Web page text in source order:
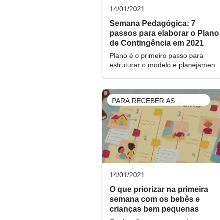
avaliação. Cada escola tem
focar nessas especificidades
PARA O GESTOR:
Reunião anterior:
14/01/2021
Semana Pedagógica: 7
passos para elaborar o Plano
de Contingência em 2021
Plano é o primeiro passo para
estruturar o modelo e planejamento
PARA RECEBER AS
TURMAS
14/01/2021
O que priorizar na primeira
semana com os bebês e
crianças bem pequenas